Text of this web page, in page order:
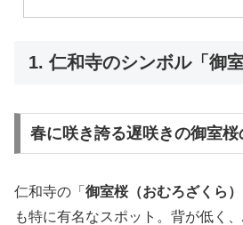
1. 仁和寺のシンボル「御
春に咲き誇る遅咲きの御室桜
仁和寺の「 御室桜（おむろざくら）
も特に有名なスポット。背が低く